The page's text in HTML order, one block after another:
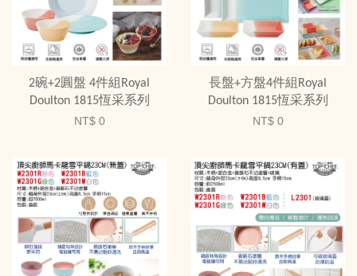
2碗+2圓盤 4件組Royal
Doulton 1815恆采系列
NT$ 0
長盤+方盤4件組Royal
Doulton 1815恆采系列
NT$ 0